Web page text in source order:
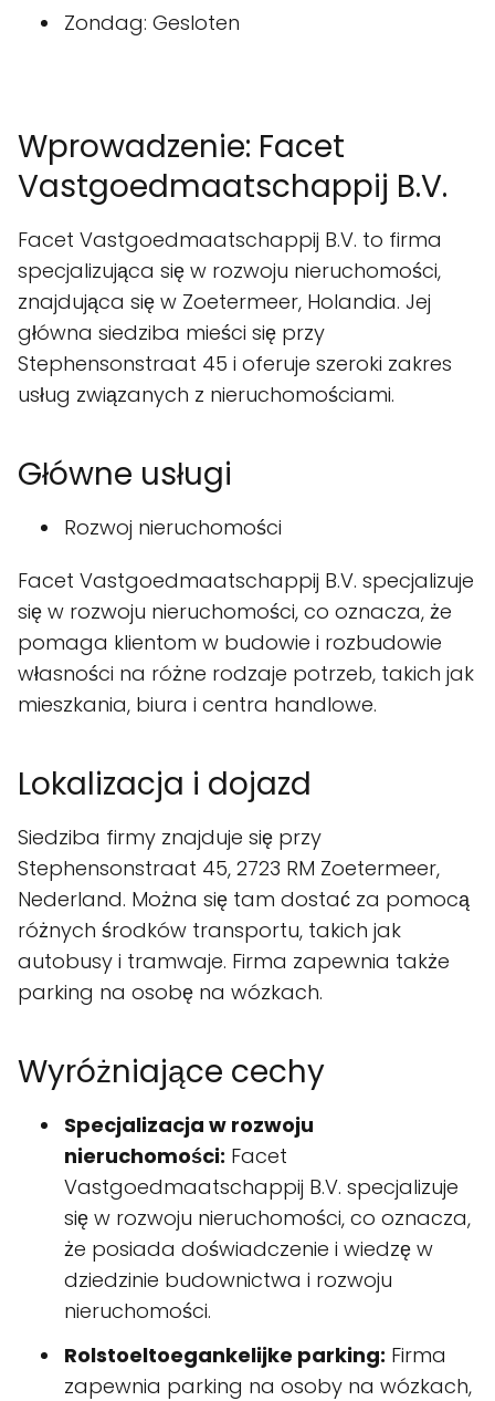
Zondag: Gesloten
Wprowadzenie: Facet
Vastgoedmaatschappij B.V.
Facet Vastgoedmaatschappij B.V. to firma
specjalizująca się w rozwoju nieruchomości,
znajdująca się w Zoetermeer, Holandia. Jej
główna siedziba mieści się przy
Stephensonstraat 45 i oferuje szeroki zakres
usług związanych z nieruchomościami.
Główne usługi
Rozwoj nieruchomości
Facet Vastgoedmaatschappij B.V. specjalizuje
się w rozwoju nieruchomości, co oznacza, że
pomaga klientom w budowie i rozbudowie
własności na różne rodzaje potrzeb, takich jak
mieszkania, biura i centra handlowe.
Lokalizacja i dojazd
Siedziba firmy znajduje się przy
Stephensonstraat 45, 2723 RM Zoetermeer,
Nederland. Można się tam dostać za pomocą
różnych środków transportu, takich jak
autobusy i tramwaje. Firma zapewnia także
parking na osobę na wózkach.
Wyróżniające cechy
Specjalizacja w rozwoju
nieruchomości: Facet
Vastgoedmaatschappij B.V. specjalizuje
się w rozwoju nieruchomości, co oznacza,
że posiada doświadczenie i wiedzę w
dziedzinie budownictwa i rozwoju
nieruchomości.
Rolstoeltoegankelijke parking: Firma
zapewnia parking na osoby na wózkach,